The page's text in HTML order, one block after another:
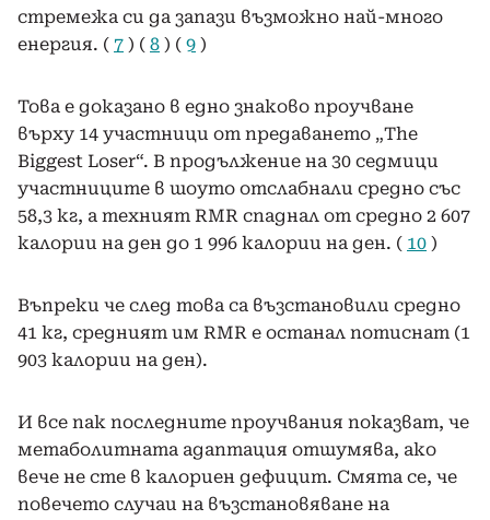
стремежа си да запази възможно най-много
енергия. ( 7 ) ( 8 ) ( 9 )
Това е доказано в едно знаково проучване
върху 14 участници от предаването „The
Biggest Loser“. В продължение на 30 седмици
участниците в шоуто отслабнали средно със
58,3 кг, а техният RMR спаднал от средно 2 607
калории на ден до 1 996 калории на ден. ( 10 )
Въпреки че след това са възстановили средно
41 кг, средният им RMR е останал потиснат (1
903 калории на ден).
И все пак последните проучвания показват, че
метаболитната адаптация отшумява, ако
вече не сте в калориен дефицит. Смята се, че
повечето случаи на възстановяване на